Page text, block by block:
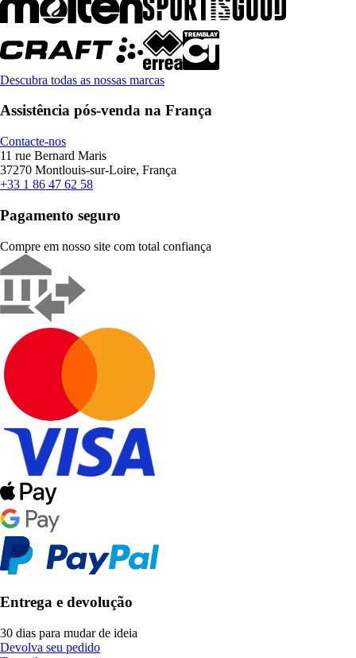
Descubra todas as nossas marcas
Assistência pós-venda na França
Contacte-nos
11 rue Bernard Maris
37270 Montlouis-sur-Loire, França
+33 1 86 47 62 58
Pagamento seguro
Compre em nosso site com total confiança
Entrega e devolução
30 dias para mudar de ideia
Devolva seu pedido